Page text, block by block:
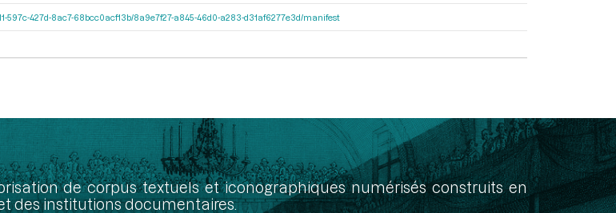
597c-427d-8ac7-68bcc0acf13b/8a9e7f27-a845-46d0-a283-d31af6277e3d/manifest
de corpus textuels et iconographiques numérisés construits en
des institutions documentaires.